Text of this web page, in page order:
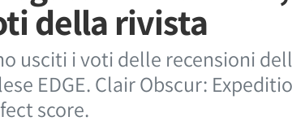
della rivista
usciti i voti delle recensioni
EDGE. Clair Obscur:
score.